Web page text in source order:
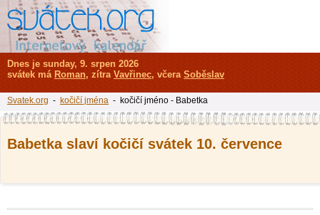
Babetka slaví kočičí svátek 10. července
Dnes je sunday, 9. srpen 2026
svátek má Roman, zítra Vavřinec, včera Soběslav
Svatek.org - kočičí jména - kočičí jméno - Babetka